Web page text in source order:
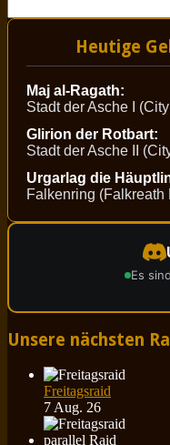
Heutige
Maj al-Ragath:
Stadt der Asche I
Glirion der Rotbart:
Stadt der Asche II
Urgarlag die
Falkenring (Falkreath
Es
Unsere nächsten
Freitagsraid
7 Aug. 26